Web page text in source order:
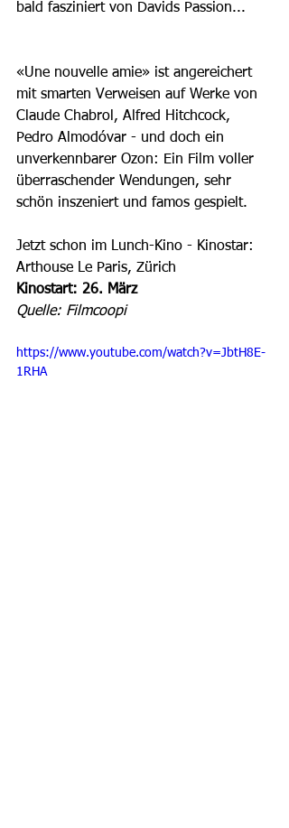
bald fasziniert von Davids Passion...
«Une nouvelle amie» ist angereichert
mit smarten Verweisen auf Werke von
Claude Chabrol, Alfred Hitchcock,
Pedro Almodóvar - und doch ein
unverkennbarer Ozon: Ein Film voller
überraschender Wendungen, sehr
schön inszeniert und famos gespielt.
Jetzt schon im Lunch-Kino - Kinostar:
Arthouse Le Paris, Zürich
Kinostart: 26. März
Quelle: Filmcoopi
https://www.youtube.com/watch?v=JbtH8E-
1RHA